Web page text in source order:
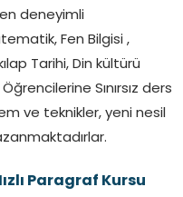
deneyimli
Fen Bilgisi ,
Tarihi, Din kültürü
Sınırsız ders
ve teknikler, yeni nesil
Paragraf Kursu